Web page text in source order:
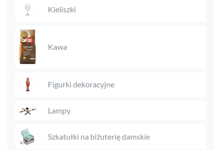
Kieliszki
Kawa
Figurki dekoracyjne
Lampy
Szkatułki na biżuterię damskie